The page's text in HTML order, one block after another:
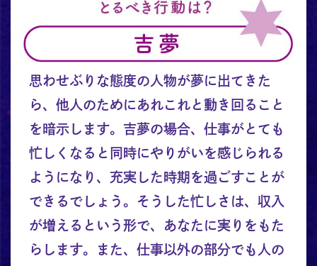
思わせぶりな態度の人物が夢に出てきた
ら、他人のためにあれこれと動き回ること
を暗示します。吉夢の場合、仕事がとても
忙しくなると同時にやりがいを感じられる
ようになり、充実した時期を過ごすことが
できるでしょう。そうした忙しさは、収入
が増えるという形で、あなたに実りをもた
らします。また、仕事以外の部分でも人の